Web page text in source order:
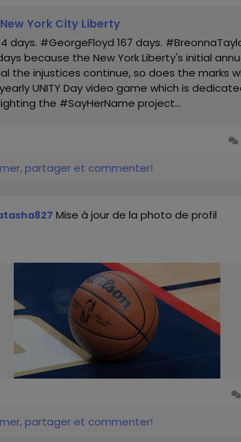
York City Liberty
days. #GeorgeFloyd 167 days.
because the New York Liberty's initial
the injustices continue, so does the marks
UNITY Day video game which is
the #SayHerName project...
partager et commenter!
Mise à jour de la photo de profil
partager et commenter!